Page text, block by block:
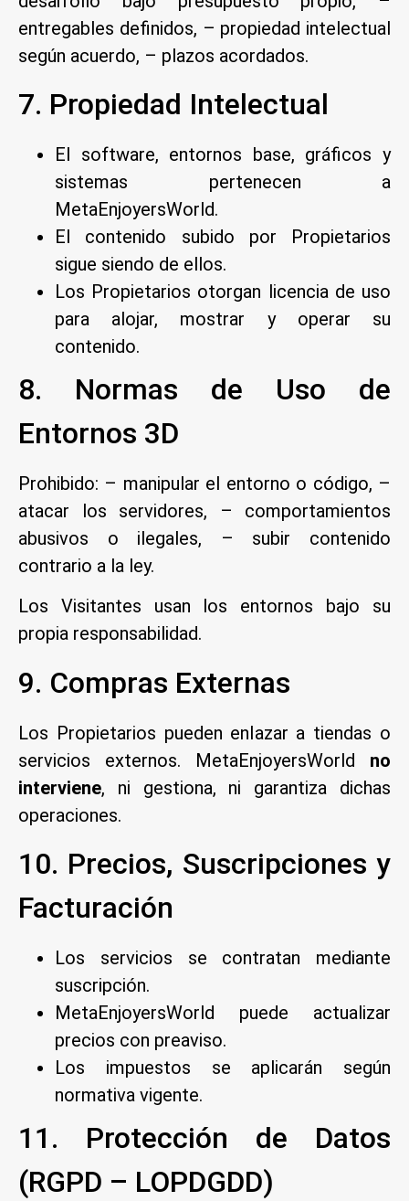
entregables definidos, – propiedad intelectual
según acuerdo, – plazos acordados.
7. Propiedad Intelectual
El software, entornos base, gráficos y
sistemas pertenecen a
MetaEnjoyersWorld.
El contenido subido por Propietarios
sigue siendo de ellos.
Los Propietarios otorgan licencia de uso
para alojar, mostrar y operar su
contenido.
8. Normas de Uso de
Entornos 3D
Prohibido: – manipular el entorno o código, –
atacar los servidores, – comportamientos
abusivos o ilegales, – subir contenido
contrario a la ley.
Los Visitantes usan los entornos bajo su
propia responsabilidad.
9. Compras Externas
Los Propietarios pueden enlazar a tiendas o
servicios externos. MetaEnjoyersWorld no
interviene, ni gestiona, ni garantiza dichas
operaciones.
10. Precios, Suscripciones y
Facturación
Los servicios se contratan mediante
suscripción.
MetaEnjoyersWorld puede actualizar
precios con preaviso.
Los impuestos se aplicarán según
normativa vigente.
11. Protección de Datos
(RGPD – LOPDGDD)